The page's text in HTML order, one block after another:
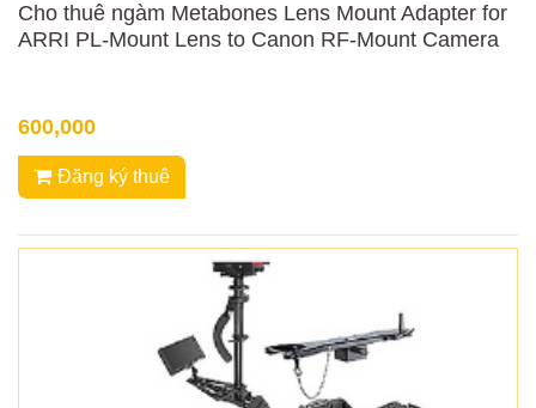
Cho thuê ngàm Metabones Lens Mount Adapter for
ARRI PL-Mount Lens to Canon RF-Mount Camera
600,000
Đăng ký thuê